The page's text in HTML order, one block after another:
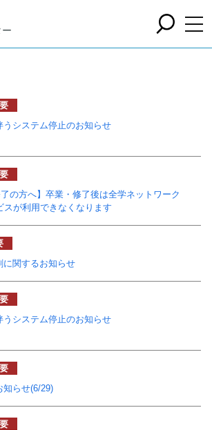
うシステム停止のお知らせ
了の方へ】卒業・修了後は全学ネットワーク
スが利用できなくなります
に関するお知らせ
うシステム停止のお知らせ
知らせ(6/29)